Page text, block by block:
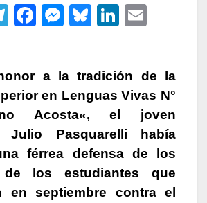
T
gr
a
m
F
e
b
o
o
k
M
s
e
n
g
er
Bl
s
k
y
Li
e
dI
n
a la tradición de la
en Lenguas Vivas N°
Acosta«, el joven
Julio Pasquarelli había
férrea defensa de los
los estudiantes que
en septiembre contra el